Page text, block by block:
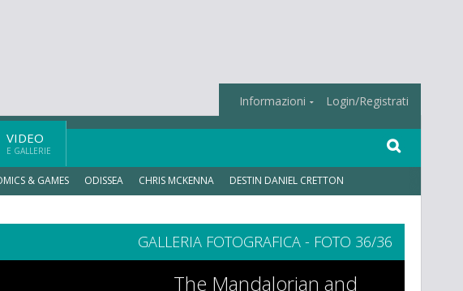
Informazioni Login/Registrati
VIDEO
E GALLERIE
& GAMES ODISSEA CHRIS MCKENNA DESTIN DANIEL CRETTON
GALLERIA FOTOGRAFICA - FOTO 36/36
The Mandalorian and